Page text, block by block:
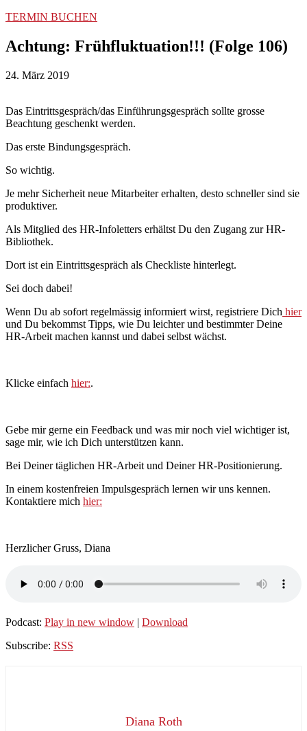
TERMIN BUCHEN
Achtung: Frühfluktuation!!! (Folge 106)
24. März 2019
Das Eintrittsgespräch/das Einführungsgespräch sollte grosse
Beachtung geschenkt werden.
Das erste Bindungsgespräch.
So wichtig.
Je mehr Sicherheit neue Mitarbeiter erhalten, desto schneller sind sie
produktiver.
Als Mitglied des HR-Infoletters erhältst Du den Zugang zur HR-
Bibliothek.
Dort ist ein Eintrittsgespräch als Checkliste hinterlegt.
Sei doch dabei!
Wenn Du ab sofort regelmässig informiert wirst, registriere Dich hier
und Du bekommst Tipps, wie Du leichter und bestimmter Deine
HR-Arbeit machen kannst und dabei selbst wächst.
Klicke einfach hier:.
Gebe mir gerne ein Feedback und was mir noch viel wichtiger ist,
sage mir, wie ich Dich unterstützen kann.
Bei Deiner täglichen HR-Arbeit und Deiner HR-Positionierung.
In einem kostenfreien Impulsgespräch lernen wir uns kennen.
Kontaktiere mich hier:
Herzlicher Gruss, Diana
Podcast: Play in new window | Download
Subscribe: RSS
Diana Roth